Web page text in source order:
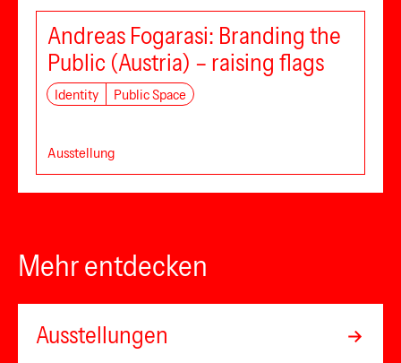
Andreas Fogarasi: Branding the
Public (Austria) – raising flags
Identity Public Space
Ausstellung
Mehr entdecken
Ausstellungen